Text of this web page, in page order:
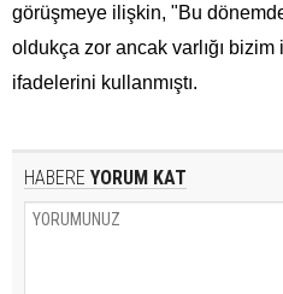
görüşmeye ilişkin, "Bu
oldukça zor ancak varlığı bizim
ifadelerini kullanmıştı.
HABERE YORUM KAT